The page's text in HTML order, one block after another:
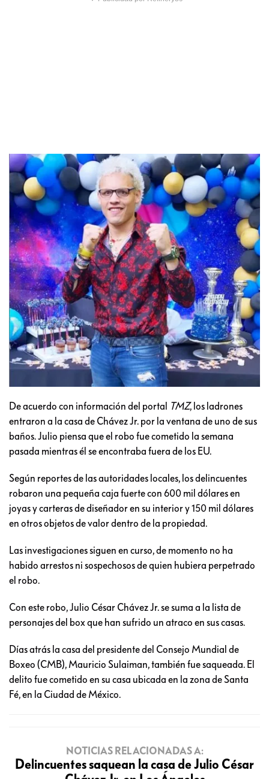
De acuerdo con información del portal TMZ, los ladrones
entraron a la casa de Chávez Jr. por la ventana de uno de sus
baños. Julio piensa que el robo fue cometido la semana
pasada mientras él se encontraba fuera de los EU.
Según reportes de las autoridades locales, los delincuentes
robaron una pequeña caja fuerte con 600 mil dólares en
joyas y carteras de diseñador en su interior y 150 mil dólares
en otros objetos de valor dentro de la propiedad.
Las investigaciones siguen en curso, de momento no ha
habido arrestos ni sospechosos de quien hubiera perpetrado
el robo.
Con este robo, Julio César Chávez Jr. se suma a la lista de
personajes del box que han sufrido un atraco en sus casas.
Días atrás la casa del presidente del Consejo Mundial de
Boxeo (CMB), Mauricio Sulaiman, también fue saqueada. El
delito fue cometido en su casa ubicada en la zona de Santa
Fé, en la Ciudad de México.
NOTICIAS RELACIONADAS A:
Delincuentes saquean la casa de Julio César